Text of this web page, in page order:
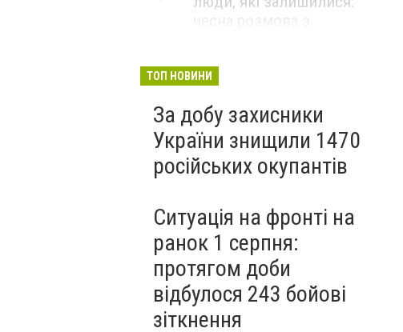
ТОП НОВИНИ
За добу захисники
України знищили 1470
російських окупантів
Ситуація на фронті на
ранок 1 серпня:
протягом доби
відбулося 243 бойові
зіткнення